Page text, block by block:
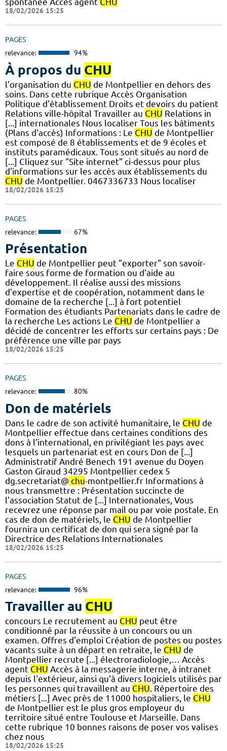
18/02/2026 15:25
PAGES
relevance: 94%
À propos du CHU
l'organisation du CHU de Montpellier en dehors des
soins. Dans cette rubrique Accès Organisation
Politique d'établissement Droits et devoirs du patient
Relations ville-hôpital Travailler au CHU Relations in
[...] internationales Nous localiser Tous les bâtiments
(Plans d'accès) Informations : Le CHU de Montpellier
est composé de 8 établissements et de 9 écoles et
instituts paramédicaux. Tous sont situés au nord de
[...] Cliquez sur "Site internet" ci-dessus pour plus
d'informations sur les accès aux établissements du
CHU de Montpellier. 0467336733 Nous localiser
18/02/2026 15:25
PAGES
relevance: 67%
Présentation
Le CHU de Montpellier peut "exporter" son savoir-
faire sous forme de formation ou d'aide au
développement. Il réalise aussi des missions
d'expertise et de coopération, notamment dans le
domaine de la recherche [...] à fort potentiel
Formation des étudiants Partenariats dans le cadre de
la recherche Les actions Le CHU de Montpellier a
décidé de concentrer les efforts sur certains pays : De
préférence une ville par pays
18/02/2026 15:25
PAGES
relevance: 80%
Don de matériels
Dans le cadre de son activité humanitaire, le CHU de
Montpellier effectue dans certaines conditions des
dons à l’international, en privilégiant les pays avec
lesquels un partenariat est en cours Don de [...]
Administratif André Benech 191 avenue du Doyen
Gaston Giraud 34295 Montpellier cedex 5
dg.secretariat@ chu-montpellier.fr Informations à
nous transmettre : Présentation succincte de
l’association Statut de [...] Internationales, Vous
recevrez une réponse par mail ou par voie postale. En
cas de don de matériels, le CHU de Montpellier
fournira un certificat de don qui sera signé par la
Directrice des Relations Internationales
18/02/2026 15:25
PAGES
relevance: 96%
Travailler au CHU
concours Le recrutement au CHU peut être
conditionné par la réussite à un concours ou un
examen. Offres d'emploi Création de postes ou postes
vacants suite à un départ en retraite, le CHU de
Montpellier recrute [...] électroradiologie,… Accès
agent CHU Accès à la messagerie interne, à intranet
depuis l'extérieur, ainsi qu'à divers logiciels utilisés par
les personnes qui travaillent au CHU. Répertoire des
métiers [...] Avec près de 11000 hospitaliers, le CHU
de Montpellier est le plus gros employeur du
territoire situé entre Toulouse et Marseille. Dans
cette rubrique 10 bonnes raisons de poser vos valises
chez nous
18/02/2026 15:25